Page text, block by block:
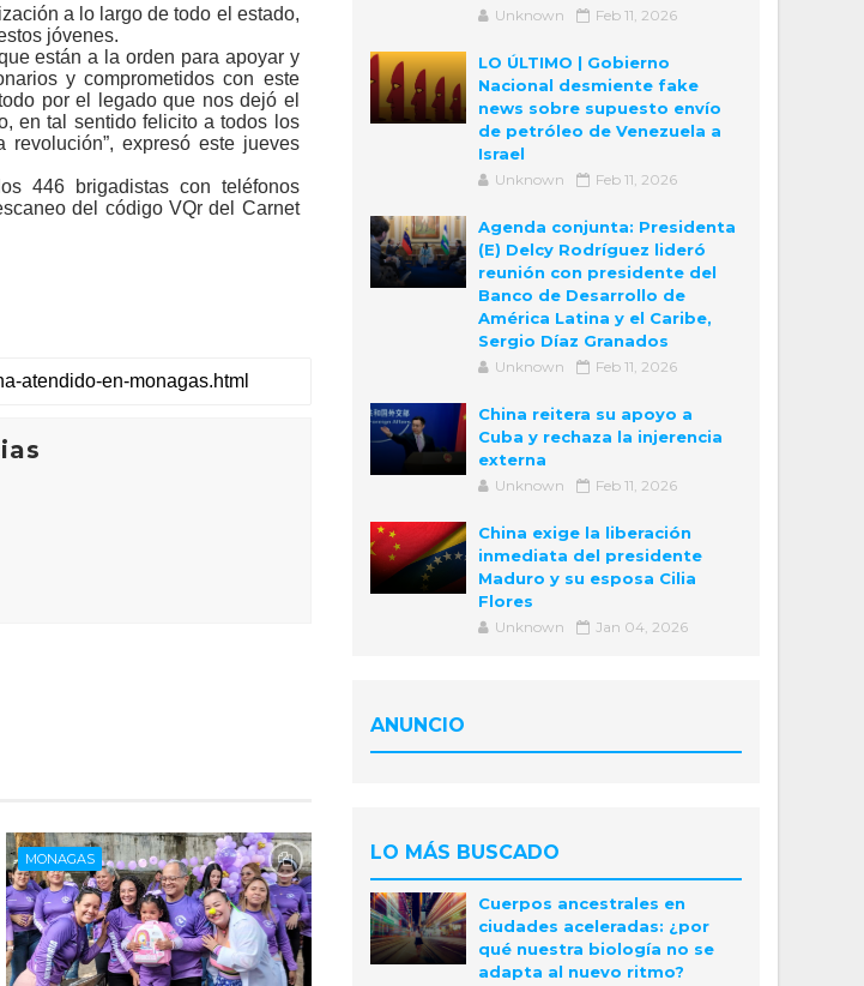
a lo largo de todo el estado,
jóvenes.
están a la orden para apoyar y
y comprometidos con este
por el legado que nos dejó el
en tal sentido felicito a todos los
expresó este jueves
446 brigadistas con teléfonos
del código VQr del Carnet
MONAGAS
Unknown Feb 11, 2026
LO ÚLTIMO | Gobierno
Nacional desmiente fake
news sobre supuesto envío
de petróleo de Venezuela a
Israel
Unknown Feb 11, 2026
Agenda conjunta: Presidenta
(E) Delcy Rodríguez lideró
reunión con presidente del
Banco de Desarrollo de
América Latina y el Caribe,
Sergio Díaz Granados
Unknown Feb 11, 2026
China reitera su apoyo a
Cuba y rechaza la injerencia
externa
Unknown Feb 11, 2026
China exige la liberación
inmediata del presidente
Maduro y su esposa Cilia
Flores
Unknown Jan 04, 2026
ANUNCIO
LO MÁS BUSCADO
Cuerpos ancestrales en
ciudades aceleradas: ¿por
qué nuestra biología no se
adapta al nuevo ritmo?